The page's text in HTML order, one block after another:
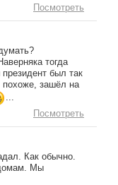
Посмотреть
тогда
был так
похоже, зашёл на
...
Посмотреть
Как обычно.
Мы